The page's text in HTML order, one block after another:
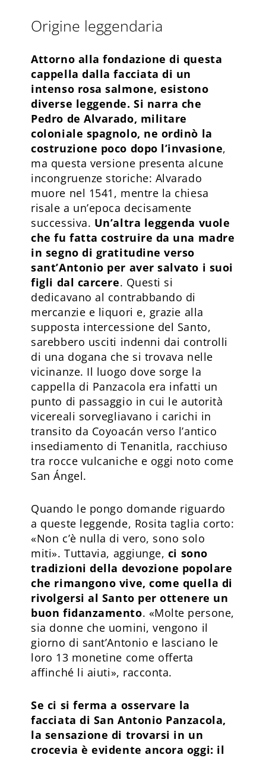
Origine leggendaria
Attorno alla fondazione di questa
cappella dalla facciata di un
intenso rosa salmone, esistono
diverse leggende. Si narra che
Pedro de Alvarado, militare
coloniale spagnolo, ne ordinò la
costruzione poco dopo l’invasione,
ma questa versione presenta alcune
incongruenze storiche: Alvarado
muore nel 1541, mentre la chiesa
risale a un’epoca decisamente
successiva. Un’altra leggenda vuole
che fu fatta costruire da una madre
in segno di gratitudine verso
sant’Antonio per aver salvato i suoi
figli dal carcere. Questi si
dedicavano al contrabbando di
mercanzie e liquori e, grazie alla
supposta intercessione del Santo,
sarebbero usciti indenni dai controlli
di una dogana che si trovava nelle
vicinanze. Il luogo dove sorge la
cappella di Panzacola era infatti un
punto di passaggio in cui le autorità
vicereali sorvegliavano i carichi in
transito da Coyoacán verso l’antico
insediamento di Tenanitla, racchiuso
tra rocce vulcaniche e oggi noto come
San Ángel.
Quando le pongo domande riguardo
a queste leggende, Rosita taglia corto:
«Non c’è nulla di vero, sono solo
miti». Tuttavia, aggiunge, ci sono
tradizioni della devozione popolare
che rimangono vive, come quella di
rivolgersi al Santo per ottenere un
buon fidanzamento. «Molte persone,
sia donne che uomini, vengono il
giorno di sant’Antonio e lasciano le
loro 13 monetine come offerta
affinché li aiuti», racconta.
Se ci si ferma a osservare la
facciata di San Antonio Panzacola,
la sensazione di trovarsi in un
crocevia è evidente ancora oggi: il